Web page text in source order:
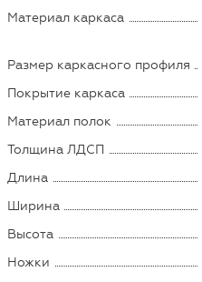
Материал каркаса
Размер каркасного профиля
Покрытие каркаса
Материал полок
Толщина ЛДСП
Длина
Ширина
Высота
Ножки